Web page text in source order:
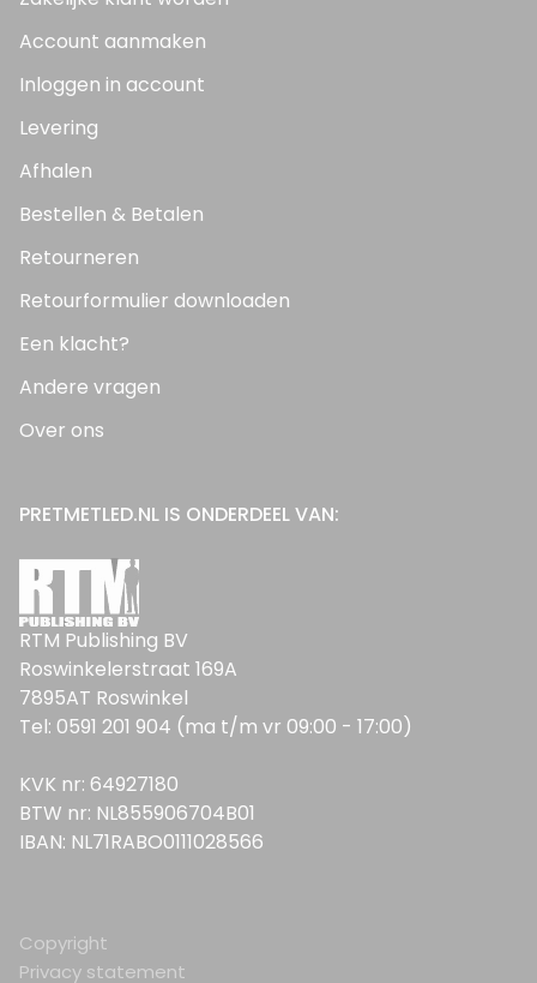
Account aanmaken
Inloggen in account
Levering
Afhalen
Bestellen & Betalen
Retourneren
Retourformulier downloaden
Een klacht?
Andere vragen
Over ons
PRETMETLED.NL IS ONDERDEEL VAN:
RTM Publishing BV
Roswinkelerstraat 169A
7895AT Roswinkel
Tel: 0591 201 904 (ma t/m vr 09:00 - 17:00)
KVK nr: 64927180
BTW nr: NL855906704B01
IBAN: NL71RABO0111028566
Copyright
Privacy statement